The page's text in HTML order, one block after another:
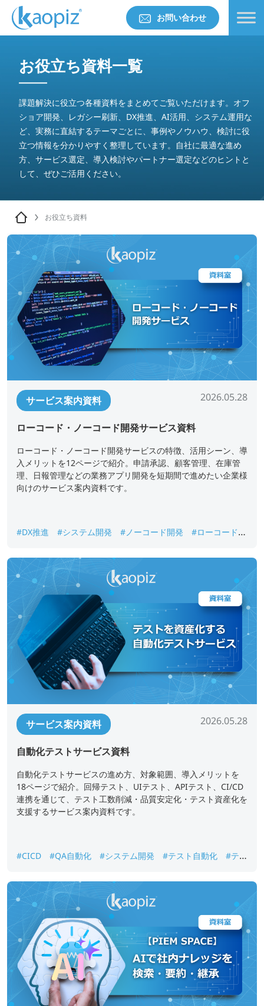
お問い合わせ
お役立ち資料一覧
課題解決に役立つ各種資料をまとめてご覧いただけます。オフ
ショア開発、レガシー刷新、DX推進、AI活用、システム運用な
ど、実務に直結するテーマごとに、事例やノウハウ、検討に役
立つ情報を分かりやすく整理しています。自社に最適な進め
方、サービス選定、導入検討やパートナー選定などのヒントと
して、ぜひご活用ください。
お役立ち資料
サービス案内資料 2026.05.28
ローコード・ノーコード開発サービス資料
ローコード・ノーコード開発サービスの特徴、活用シーン、導
入メリットを12ページで紹介。申請承認、顧客管理、在庫管
理、日報管理などの業務アプリ開発を短期間で進めたい企業様
向けのサービス案内資料です。
#DX推進 #システム開発 #ノーコード開発
#ローコード開
サービス案内資料 2026.05.28
自動化テストサービス資料
自動化テストサービスの進め方、対象範囲、導入メリットを
18ページで紹介。回帰テスト、UIテスト、APIテスト、CI/CD
連携を通じて、テスト工数削減・品質安定化・テスト資産化を
支援するサービス案内資料です。
#CICD #QA自動化 #システム開発 #テスト自動化
#テス